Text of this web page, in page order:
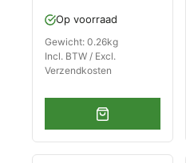
Op voorraad
Gewicht: 0.26kg
Incl. BTW / Excl.
Verzendkosten